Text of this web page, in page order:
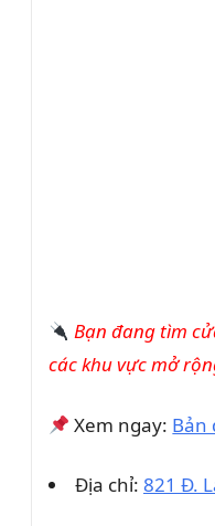
Bạn đang tìm
các khu vực mở
Xem ngay: Bản
Địa chỉ: 821 Đ.